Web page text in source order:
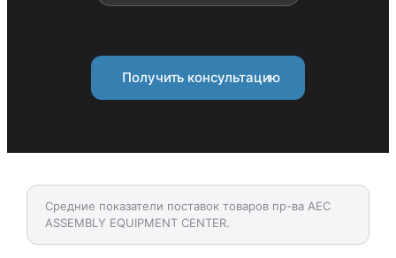
Получить консультацию
Средние показатели поставок товаров пр-ва AEC
ASSEMBLY EQUIPMENT CENTER.